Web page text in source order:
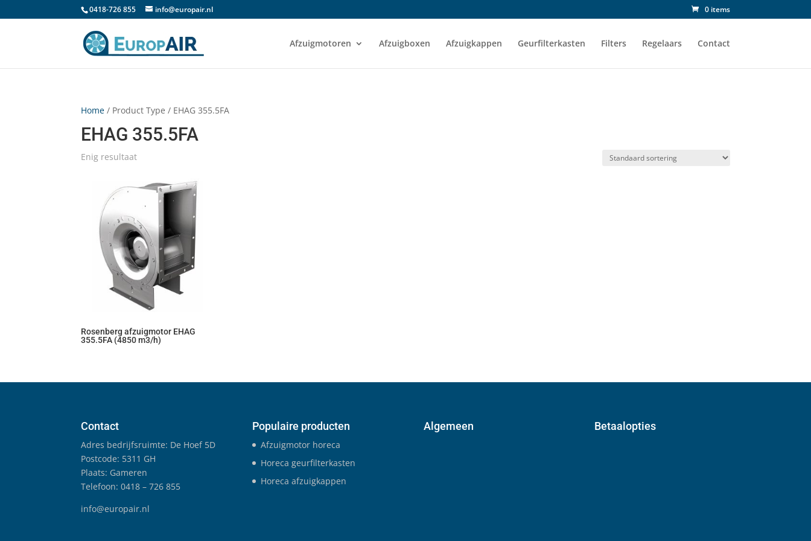
0418-726 855 info@europair.nl 0 items
Afzuigmotoren Afzuigboxen Afzuigkappen Geurfilterkasten Filters Regelaars Contact
Home / Product Type / EHAG 355.5FA
EHAG 355.5FA
Enig resultaat
Rosenberg afzuigmotor EHAG
355.5FA (4850 m3/h)
Contact
Adres bedrijfsruimte: De Hoef 5D
Postcode: 5311 GH
Plaats: Gameren
Telefoon: 0418 – 726 855
info@europair.nl
Populaire producten
Afzuigmotor horeca
Horeca geurfilterkasten
Horeca afzuigkappen
Algemeen Betaalopties